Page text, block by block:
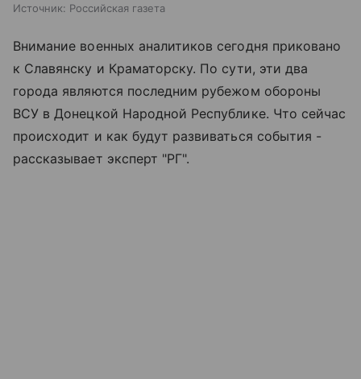
Источник: Российская газета
Внимание военных аналитиков сегодня приковано
к Славянску и Краматорску. По сути, эти два
города являются последним рубежом обороны
ВСУ в Донецкой Народной Республике. Что сейчас
происходит и как будут развиваться события -
рассказывает эксперт "РГ".